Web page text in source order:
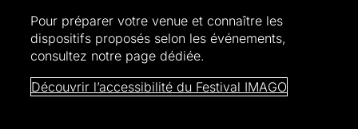
Pour préparer votre venue et connaître les
dispositifs proposés selon les événements,
consultez notre page dédiée.
Découvrir l’accessibilité du Festival IMAGO